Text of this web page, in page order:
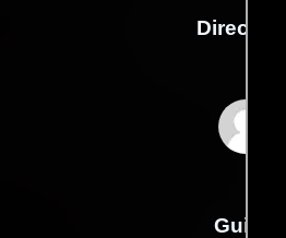
Dirección
Guión